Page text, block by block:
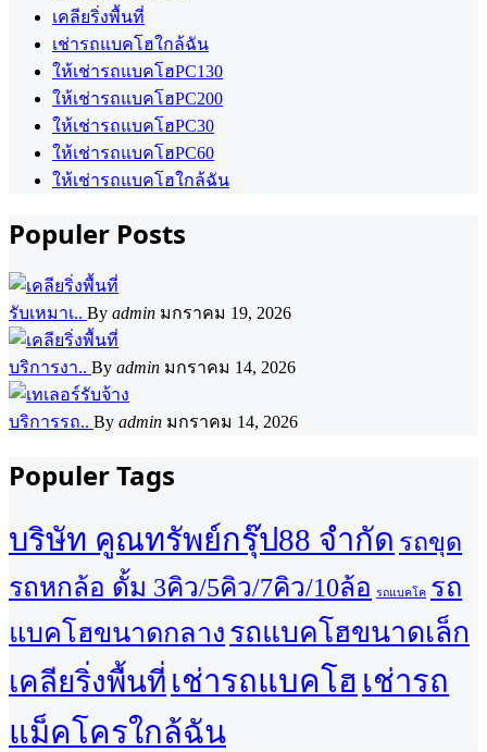
เคลียริ่งพื้นที่
เช่ารถแบคโฮใกล้ฉัน
ให้เช่ารถแบคโฮPC130
ให้เช่ารถแบคโฮPC200
ให้เช่ารถแบคโฮPC30
ให้เช่ารถแบคโฮPC60
ให้เช่ารถแบคโฮใกล้ฉัน
Populer Posts
รับเหมาเ.. By admin มกราคม 19, 2026
บริการงา.. By admin มกราคม 14, 2026
บริการรถ.. By admin มกราคม 14, 2026
Populer Tags
บริษัท คูณทรัพย์กรุ๊ป88 จำกัด รถขุด
รถหกล้อ ดั้ม 3คิว/5คิว/7คิว/10ล้อ รถแบคโค รถ
แบคโฮขนาดกลาง รถแบคโฮขนาดเล็ก
เคลียริ่งพื้นที่ เช่ารถแบคโฮ เช่ารถ
แม็คโครใกล้ฉัน